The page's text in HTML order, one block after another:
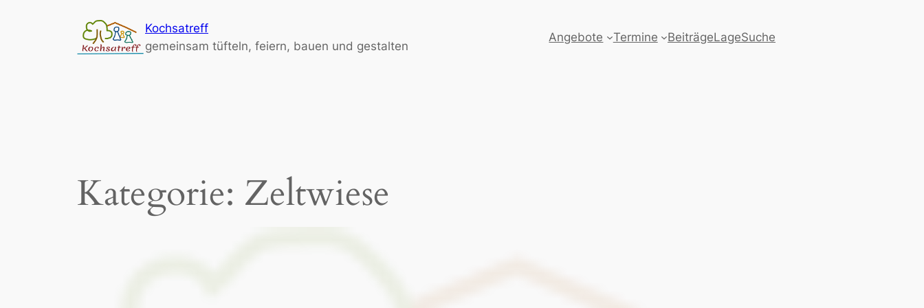
Kochsatreff
gemeinsam tüfteln, feiern, bauen und gestalten
Angebote Termine BeiträgeLageSuche
Kategorie: Zeltwiese